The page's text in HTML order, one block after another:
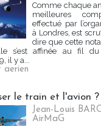
Comme chaque
meilleures
effectué par
à Londres, est
dire que cette
s’est affinée au fil
il y a...
aerien
le train et l'avion ?
Jean-Louis
AirMaG